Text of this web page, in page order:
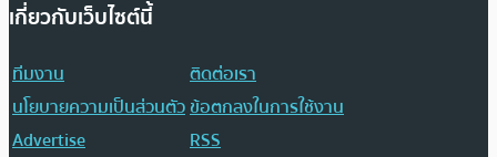
เกี่ยวกับเว็บไซต์นี้
ทีมงาน
ติดต่อเรา
นโยบายความเป็นส่วนตัวข้อตกลงในการใช้งาน
Advertise
RSS